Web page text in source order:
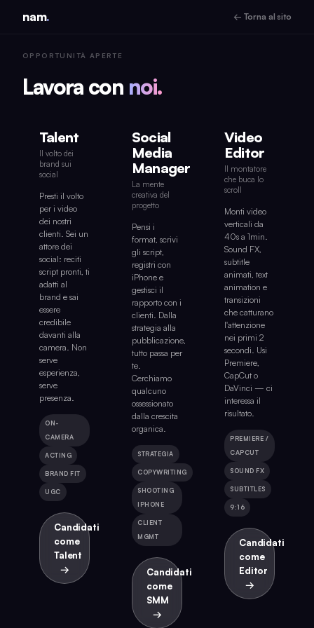
nam. ← Torna al sito
OPPORTUNITÀ APERTE
Lavora con noi.
Talent
Il volto dei
brand sui
social
Presti il volto
per i video
dei nostri
clienti. Sei un
attore dei
social: reciti
script pronti, ti
adatti al
brand e sai
essere
credibile
davanti alla
camera. Non
serve
esperienza,
serve
presenza.
ON-
CAMERA
ACTING
BRAND FIT
UGC
Candidati
come
Talent
→
Social
Media
Manager
La mente
creativa del
progetto
Pensi i
format, scrivi
gli script,
registri con
iPhone e
gestisci il
rapporto con i
clienti. Dalla
strategia alla
pubblicazione,
tutto passa per
te.
Cerchiamo
qualcuno
ossessionato
dalla crescita
organica.
STRATEGIA
COPYWRITING
SHOOTING
IPHONE
CLIENT
MGMT
Candidati
come
SMM
→
Video
Editor
Il montatore
che buca lo
scroll
Monti video
verticali da
40s a 1min.
Sound FX,
subtitle
animati, text
animation e
transizioni
che catturano
l'attenzione
nei primi 2
secondi. Usi
Premiere,
CapCut o
DaVinci — ci
interessa il
risultato.
PREMIERE /
CAPCUT
SOUND FX
SUBTITLES
9:16
Candidati
come
Editor
→